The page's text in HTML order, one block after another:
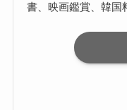
書、映画鑑賞、韓国